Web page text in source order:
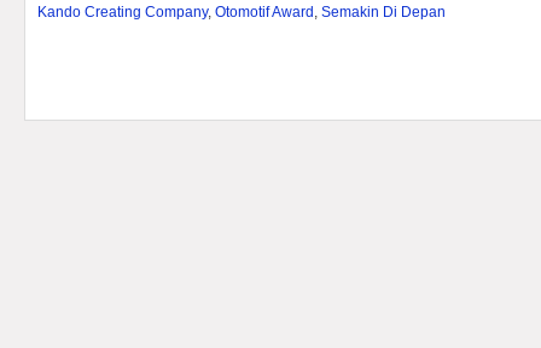
Kando Creating Company, Otomotif Award , Semakin Di Depan